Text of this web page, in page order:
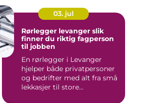
03. jul
Rørlegger levanger slik
finner du riktig fagperson
til jobben
En rørlegger i Levanger
hjelper både privatpersoner
og bedrifter med alt fra små
lekkasjer til store...